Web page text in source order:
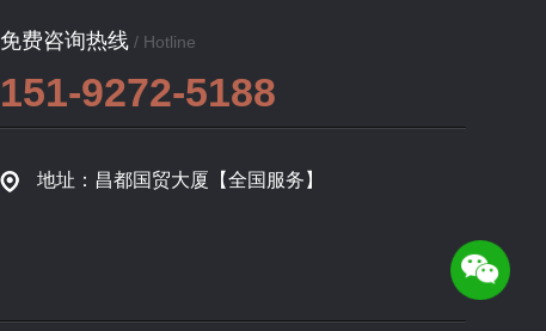
免费咨询热线 / Hotline
151-9272-5188
地址：昌都国贸大厦【全国服务】